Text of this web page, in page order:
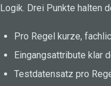
Logik. Drei Punkte halten
Pro Regel kurze,
Eingangsattribute klar
Testdatensatz pro